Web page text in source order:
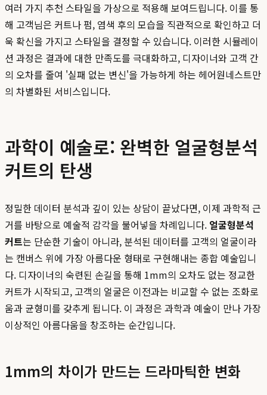
여러 가지 추천 스타일을 가상으로 적용해 보여드립니다. 이를 통
해 고객님은 커트나 펌, 염색 후의 모습을 직관적으로 확인하고 더
욱 확신을 가지고 스타일을 결정할 수 있습니다. 이러한 시뮬레이
션 과정은 결과에 대한 만족도를 극대화하고, 디자이너와 고객 간
의 오차를 줄여 '실패 없는 변신'을 가능하게 하는 헤어원네스트만
의 차별화된 서비스입니다.
과학이 예술로: 완벽한 얼굴형분석
커트의 탄생
정밀한 데이터 분석과 깊이 있는 상담이 끝났다면, 이제 과학적 근
거를 바탕으로 예술적 감각을 불어넣을 차례입니다. 얼굴형분석
커트는 단순한 기술이 아니라, 분석된 데이터를 고객의 얼굴이라
는 캔버스 위에 가장 아름다운 형태로 구현해내는 종합 예술입니
다. 디자이너의 숙련된 손길을 통해 1mm의 오차도 없는 정교한
커트가 시작되고, 고객의 얼굴은 이전과는 비교할 수 없는 조화로
움과 균형미를 갖추게 됩니다. 이 과정은 과학과 예술이 만나 가장
이상적인 아름다움을 창조하는 순간입니다.
1mm의 차이가 만드는 드라마틱한 변화